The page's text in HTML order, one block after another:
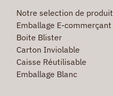
Notre selection de produit
Emballage E-commerçant
Boite Blister
Carton Inviolable
Caisse Réutilisable
Emballage Blanc